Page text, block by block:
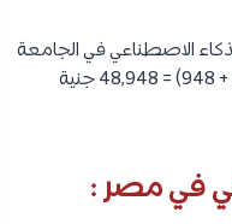
الاصطناعي في الجامعة
المصرية الروسية هي (24,000 + 24,000 + 948) = 48,948 جنية
في مصر :